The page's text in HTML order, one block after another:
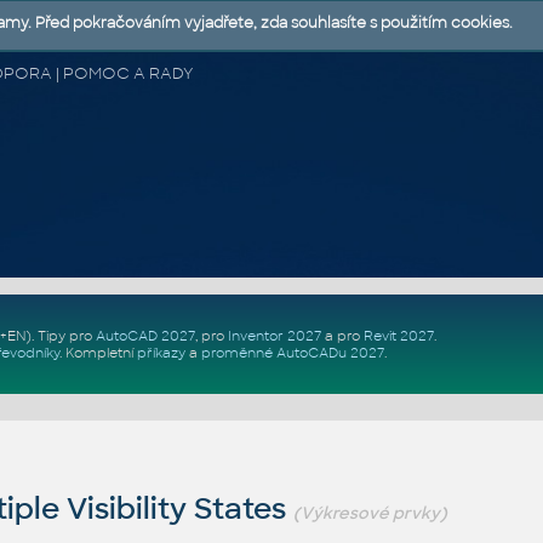
| POMOC A RADY
. Tipy pro AutoCAD 2027, pro Inventor 2027a pro Revit 2027.
. Kompletní příkazya proměnné AutoCADu 2027.
Visibility States (Výkresové prvky)
Před pokračováním vyjadřete, zda souhlasíte s použitím cookies.